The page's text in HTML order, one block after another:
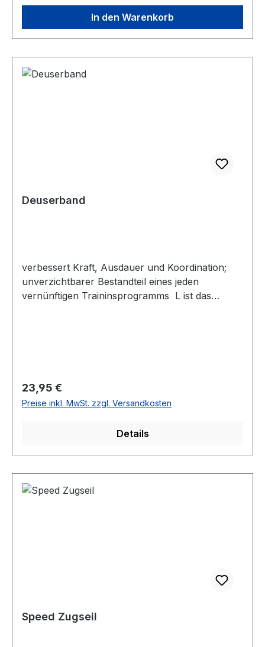
In den Warenkorb
Deuserband
verbessert Kraft, Ausdauer und Koordination;
unverzichtbarer Bestandteil eines jeden
vernünftigen Traininsprogramms L ist das
Regulärer Preis:
23,95 €
Preise inkl. MwSt. zzgl. Versandkosten
Details
Speed Zugseil